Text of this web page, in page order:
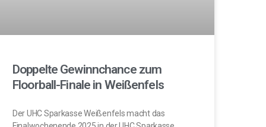
Doppelte Gewinnchance zum
Floorball-Finale in Weißenfels
Der UHC Sparkasse Weißenfels macht das